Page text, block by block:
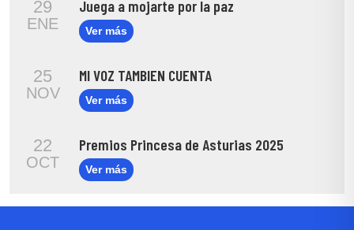
29
ENE
Juega a mojarte por la paz
Ver más
25
NOV
MI VOZ TAMBIEN CUENTA
Ver más
22
OCT
Premios Princesa de Asturias 2025
Ver más